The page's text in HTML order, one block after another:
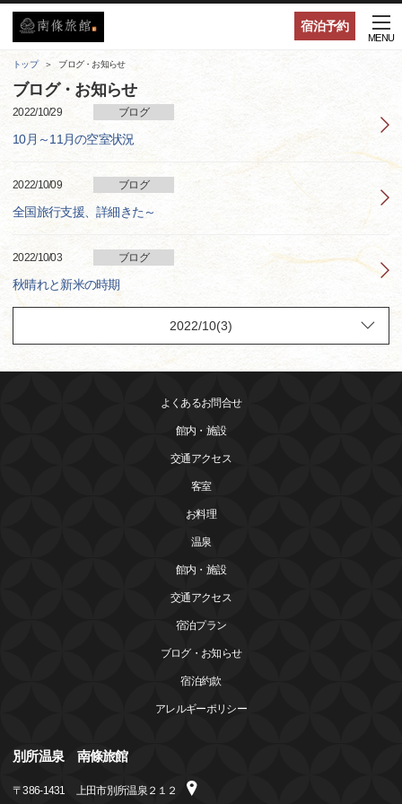
宿泊予約
MENU
トップ ブログ・お知らせ
ブログ・お知らせ
2022/10/29 ブログ
10月～11月の空室状況
2022/10/09 ブログ
全国旅行支援、詳細きた～
2022/10/03 ブログ
秋晴れと新米の時期
よくあるお問合せ
館内・施設
交通アクセス
客室
お料理
温泉
館内・施設
交通アクセス
宿泊プラン
ブログ・お知らせ
宿泊約款
アレルギーポリシー
別所温泉 南條旅館
〒386-1431 上田市別所温泉２１２